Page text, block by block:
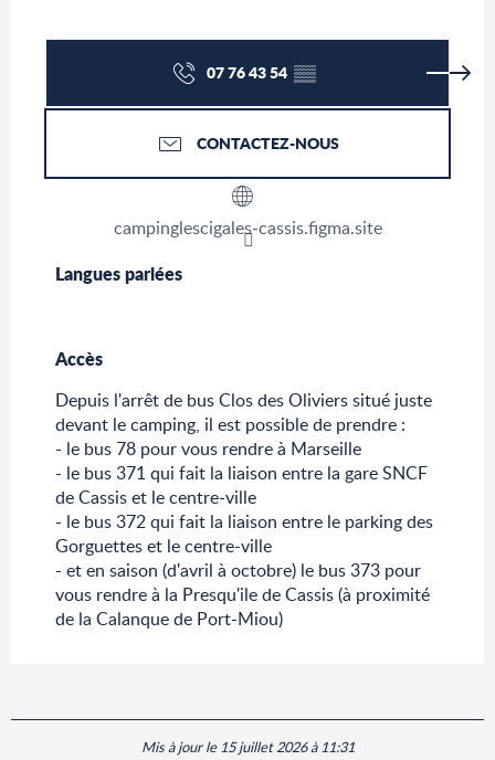
07 76 43 54▒▒
CONTACTEZ-NOUS
campinglescigales-cassis.figma.site
Langues parlées
Langues parlées
Accès
Accès
Depuis l'arrêt de bus Clos des Oliviers situé juste
devant le camping, il est possible de prendre :
- le bus 78 pour vous rendre à Marseille
- le bus 371 qui fait la liaison entre la gare SNCF
de Cassis et le centre-ville
- le bus 372 qui fait la liaison entre le parking des
Gorguettes et le centre-ville
- et en saison (d'avril à octobre) le bus 373 pour
vous rendre à la Presqu'ile de Cassis (à proximité
de la Calanque de Port-Miou)
Mis à jour le 15 juillet 2026 à 11:31